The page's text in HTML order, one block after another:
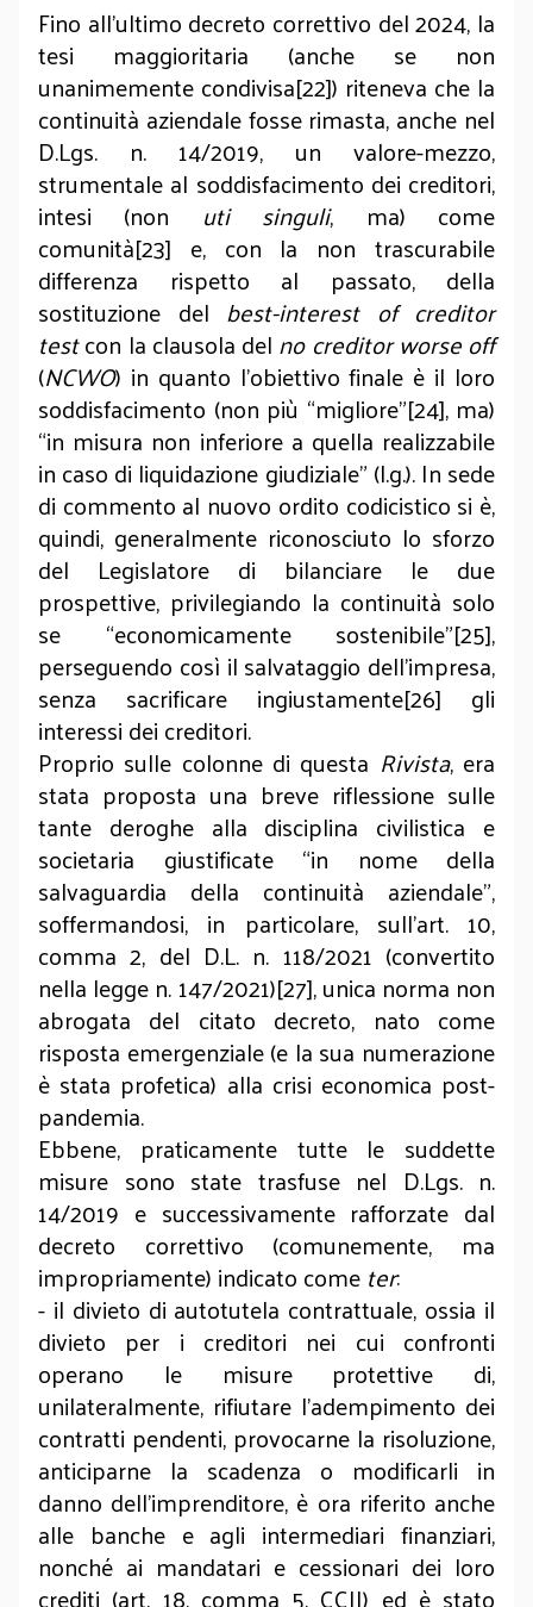
Fino all’ultimo decreto correttivo del 2024, la
tesi maggioritaria (anche se non
unanimemente condivisa[22]) riteneva che la
continuità aziendale fosse rimasta, anche nel
D.Lgs. n. 14/2019, un valore-mezzo,
strumentale al soddisfacimento dei creditori,
intesi (non uti singuli, ma) come
comunità[23] e, con la non trascurabile
differenza rispetto al passato, della
sostituzione del best-interest of creditor
testcon la clausola delno creditor worse off
(NCWO) in quanto l’obiettivo finale è il loro
soddisfacimento (non più “migliore”[24], ma)
“in misura non inferiore a quella realizzabile
in caso di liquidazione giudiziale” (l.g.). In sede
di commento al nuovo ordito codicistico si è,
quindi, generalmente riconosciuto lo sforzo
del Legislatore di bilanciare le due
prospettive, privilegiando la continuità solo
se “economicamente sostenibile”[25],
perseguendo così il salvataggio dell’impresa,
senza sacrificare ingiustamente[26] gli
interessi dei creditori.
Proprio sulle colonne di questa Rivista, era
stata proposta una breve riflessione sulle
tante deroghe alla disciplina civilistica e
societaria giustificate “in nome della
salvaguardia della continuità aziendale”,
soffermandosi, in particolare, sull’art. 10,
comma 2, del D.L. n. 118/2021 (convertito
nella legge n. 147/2021)[27], unica norma non
abrogata del citato decreto, nato come
risposta emergenziale (e la sua numerazione
è stata profetica) alla crisi economica post-
pandemia.
Ebbene, praticamente tutte le suddette
misure sono state trasfuse nel D.Lgs. n.
14/2019 e successivamente rafforzate dal
decreto correttivo (comunemente, ma
impropriamente) indicato cometer:
- il divieto di autotutela contrattuale, ossia il
divieto per i creditori nei cui confronti
operano le misure protettive di,
unilateralmente, rifiutare l’adempimento dei
contratti pendenti, provocarne la risoluzione,
anticiparne la scadenza o modificarli in
danno dell’imprenditore, è ora riferito anche
alle banche e agli intermediari finanziari,
nonché ai mandatari e cessionari dei loro